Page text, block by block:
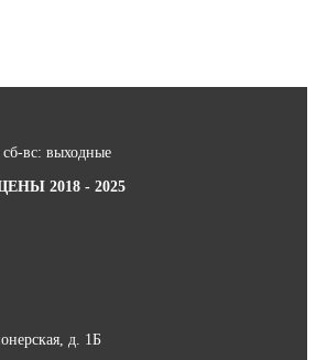
вс: выходные
2018 - 2025
д. 1Б